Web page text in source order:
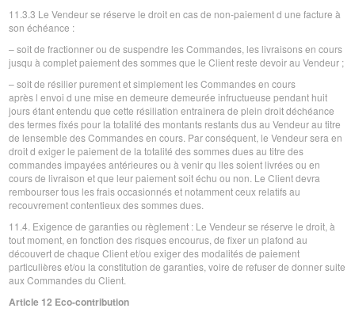
11.3.3 Le Vendeur se réserve le droit en cas de non-paiement d une facture à
son échéance :
– soit de fractionner ou de suspendre les Commandes, les livraisons en cours
jusqu à complet paiement des sommes que le Client reste devoir au Vendeur ;
– soit de résilier purement et simplement les Commandes en cours
après l envoi d une mise en demeure demeurée infructueuse pendant huit
jours étant entendu que cette résiliation entraînera de plein droit déchéance
des termes fixés pour la totalité des montants restants dus au Vendeur au titre
de lensemble des Commandes en cours. Par conséquent, le Vendeur sera en
droit d exiger le paiement de la totalité des sommes dues au titre des
commandes impayées antérieures ou à venir qu lles soient livrées ou en
cours de livraison et que leur paiement soit échu ou non. Le Client devra
rembourser tous les frais occasionnés et notamment ceux relatifs au
recouvrement contentieux des sommes dues.
11.4. Exigence de garanties ou règlement : Le Vendeur se réserve le droit, à
tout moment, en fonction des risques encourus, de fixer un plafond au
découvert de chaque Client et/ou exiger des modalités de paiement
particulières et/ou la constitution de garanties, voire de refuser de donner suite
aux Commandes du Client.
Article 12 Eco-contribution